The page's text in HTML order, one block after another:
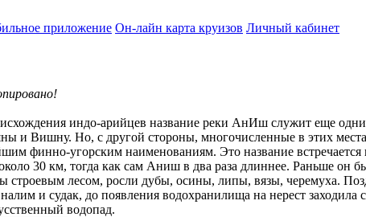
приложение Он-лайн карта круизов Личный кабинет
индо-арийцев название реки АнИш служит еще
и Вишну. Но, с другой стороны, многочисленные в этих
финно-угорским наименованиям. Это название
30 км, тогда как сам Аниш в два раза длиннее. Раньше он
строевым лесом, росли дубы, осины, липы, вязы, черемуха.
и судак, до появления водохранилища на нерест
водопад.